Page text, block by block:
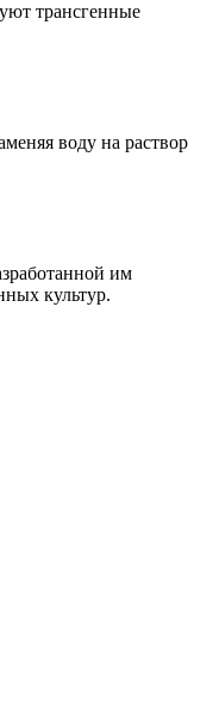
трансгенные
воду на раствор
им
культур.